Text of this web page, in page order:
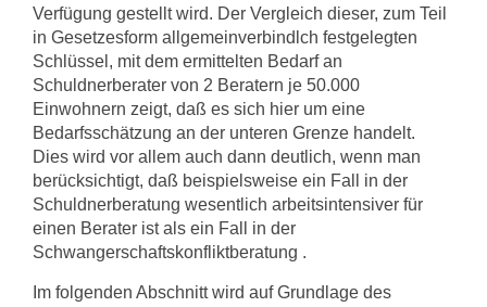
Verfügung gestellt wird. Der Vergleich dieser, zum Teil
in Gesetzesform allgemeinverbindlch festgelegten
Schlüssel, mit dem ermittelten Bedarf an
Schuldnerberater von 2 Beratern je 50.000
Einwohnern zeigt, daß es sich hier um eine
Bedarfsschätzung an der unteren Gren­ze handelt.
Dies wird vor allem auch dann deutlich, wenn man
berücksichtigt, daß beispielsweise ein Fall in der
Schuldnerberatung wesentlich arbeitsintensiver für
einen Berater ist als ein Fall in der
Schwangerschaftskonfliktberatung .
Im folgenden Abschnitt wird auf Grundlage des